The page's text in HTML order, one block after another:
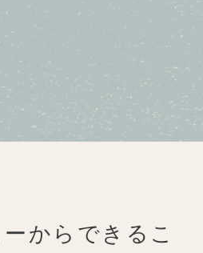
からできるこ